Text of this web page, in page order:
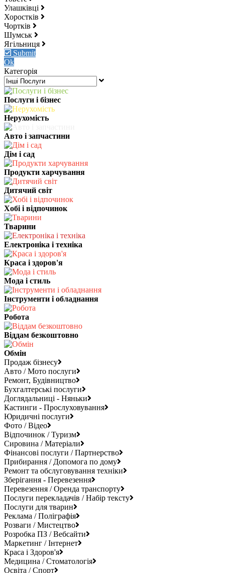
Улашківці
Хоростків
Чортків
Шумськ
Ягільниця
Submit
Ok
Категорія
Послуги і бізнес
Нерухомість
Авто і запчастини
Дім і сад
Продукти харчування
Дитячий світ
Хобі і відпочинок
Тварини
Електроніка і техніка
Краса і здоров'я
Мода і стиль
Інструменти і обладнання
Робота
Віддам безкоштовно
Обмін
Продаж бізнесу
Авто / Мото послуги
Ремонт, Будівництво
Бухгалтерські послуги
Доглядальниці - Няньки
Кастинги - Прослуховування
Юридичні послуги
Фото / Відео
Відпочинок / Туризм
Сировина / Матеріали
Фінансові послуги / Партнерство
Прибирання / Допомога по дому
Ремонт та обслуговування техніки
Зберігання - Перевезення
Перевезення / Оренда транспорту
Послуги перекладачів / Набір тексту
Послуги для тварин
Реклама / Поліграфія
Розваги / Мистецтво
Розробка ПЗ / Вебсайти
Маркетинг / Інтернет
Краса і Здоров'я
Медицина / Стоматологія
Освіта / Спорт